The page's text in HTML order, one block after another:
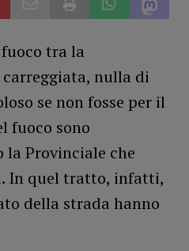
tra la
nulla di
se non fosse per il
fuoco sono
Provinciale che
In quel tratto, infatti,
della strada hanno